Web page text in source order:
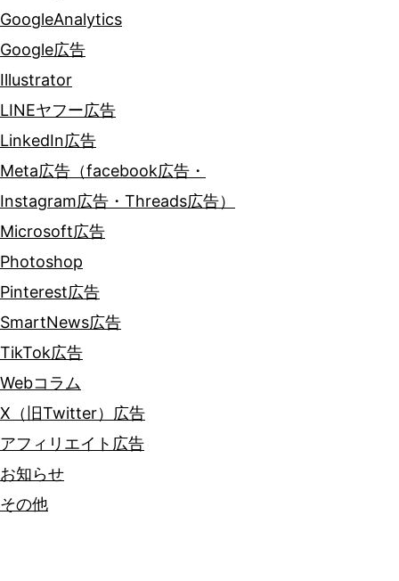
GoogleAnalytics
Google広告
Illustrator
LINEヤフー広告
LinkedIn広告
Meta広告（facebook広告・
Instagram広告・Threads広告）
Microsoft広告
Photoshop
Pinterest広告
SmartNews広告
TikTok広告
Webコラム
X（旧Twitter）広告
アフィリエイト広告
お知らせ
その他